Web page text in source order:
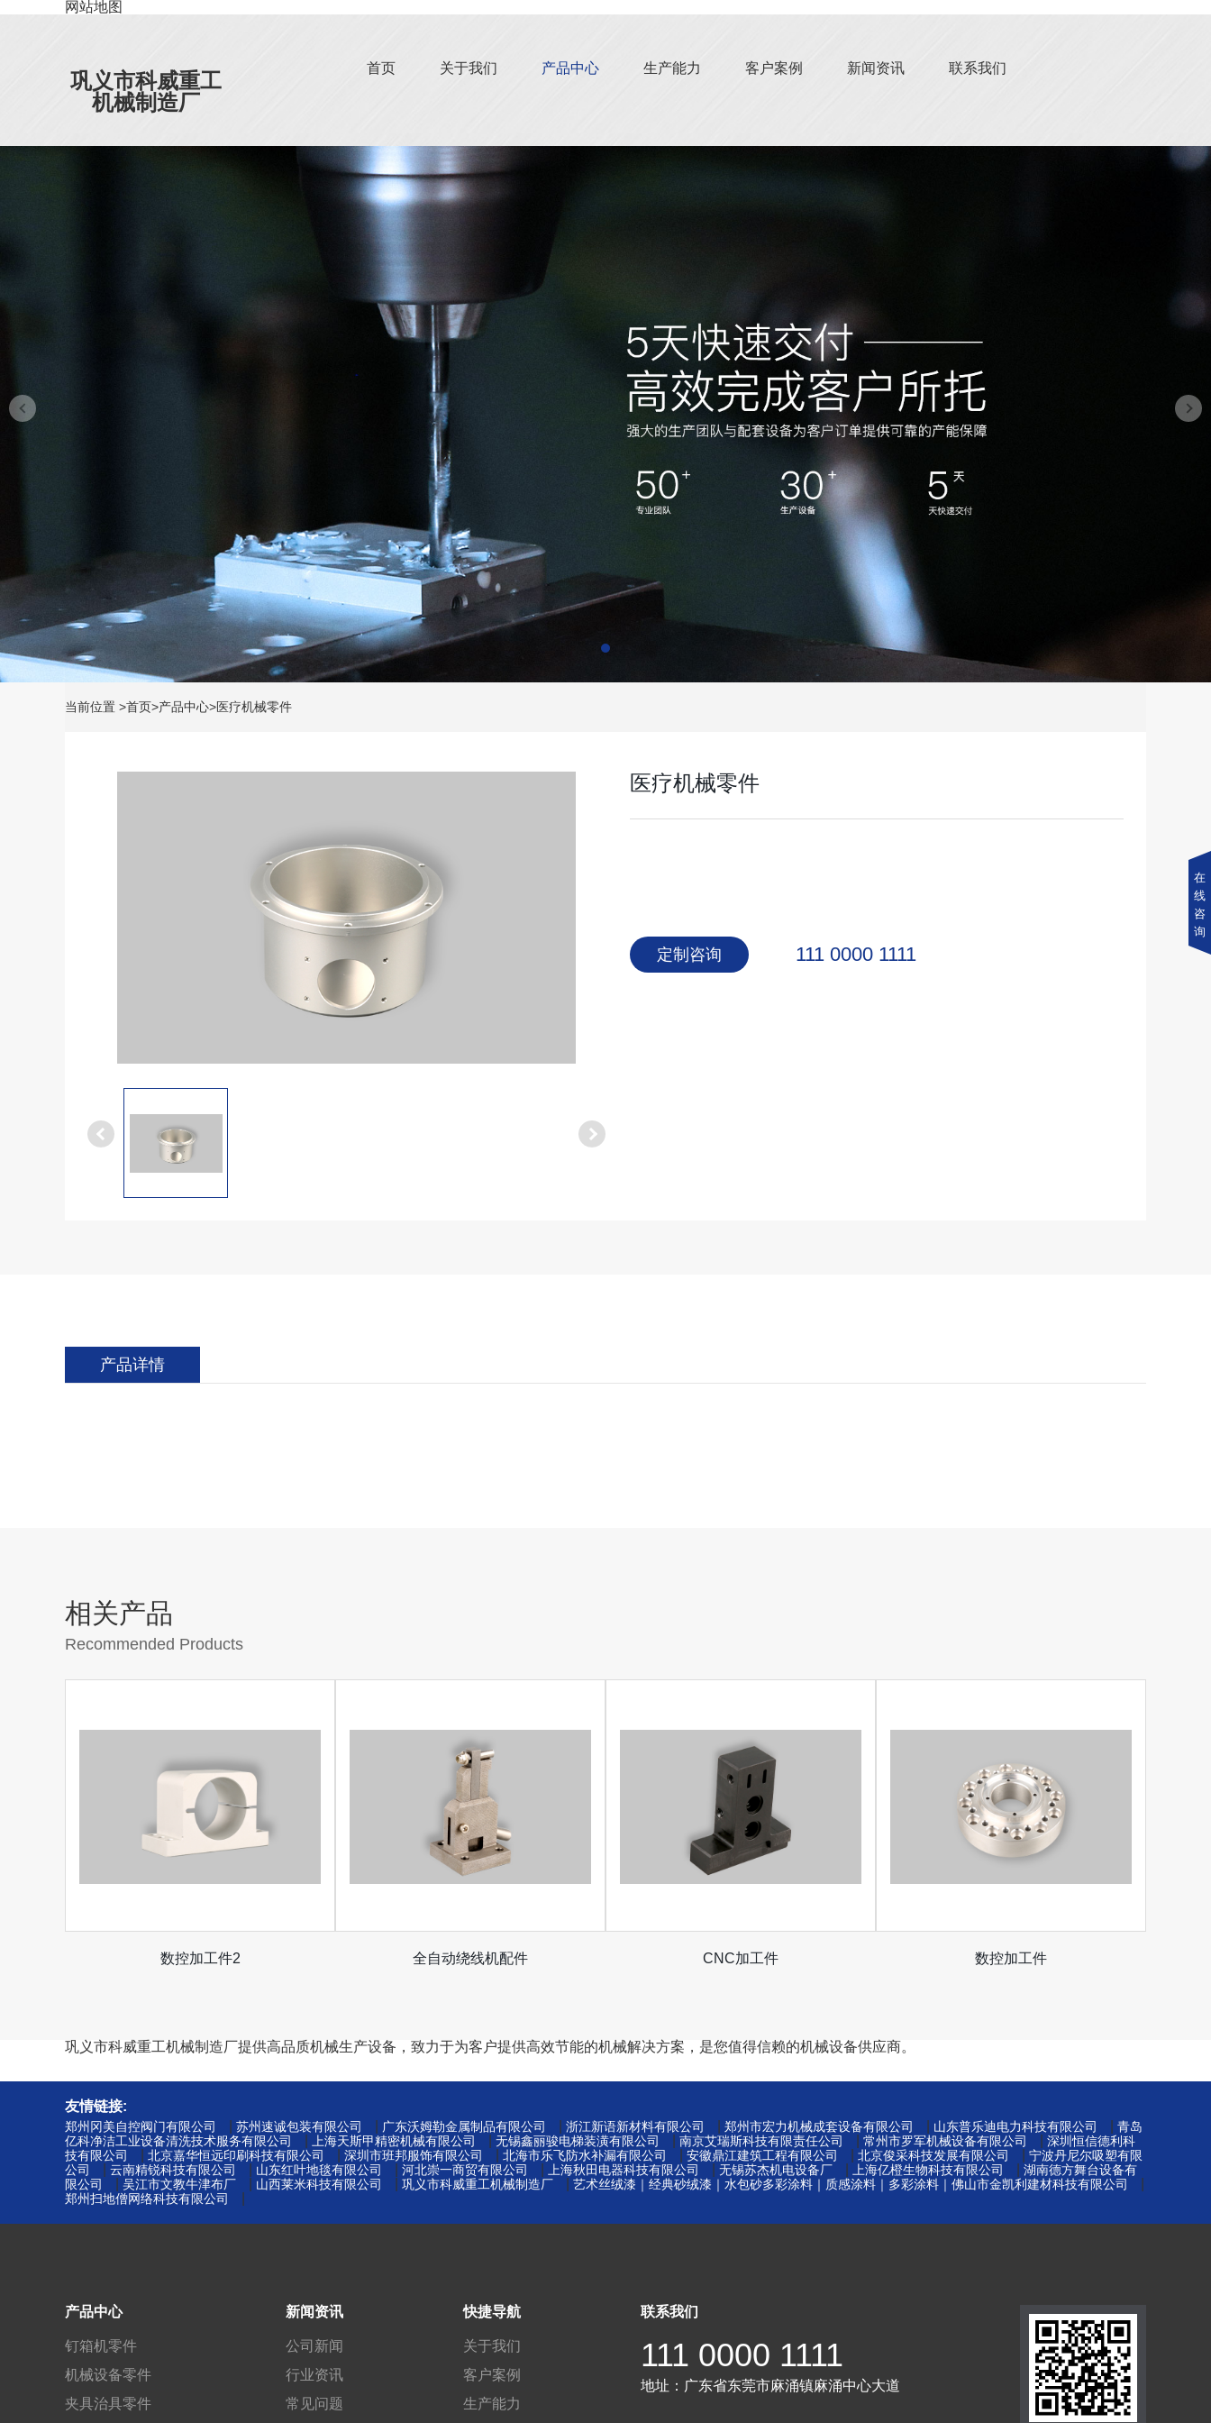
网站地图
巩义市科威重工
机械制造厂
首页 关于我们 产品中心 生产能力 客户案例 新闻资讯 联系我们
当前位置 >首页>产品中心>医疗机械零件
医疗机械零件
定制咨询 111 0000 1111
产品详情
相关产品
Recommended Products
数控加工件2 全自动绕线机配件 CNC加工件 数控加工件
巩义市科威重工机械制造厂提供高品质机械生产设备，致力于为客户提供高效节能的机械解决方案，是您值得信赖的机械设备供应商。
友情链接:
郑州冈美自控阀门有限公司 苏州速诚包装有限公司 广东沃姆勒金属制品有限公司 浙江新语新材料有限公司 郑州市宏力机械成套设备有限公司 山东普乐迪电力科技有限公司
青岛
亿科净洁工业设备清洗技术服务有限公司
上海天斯甲精密机械有限公司 无锡鑫丽骏电梯装潢有限公司 南京艾瑞斯科技有限责任公司 常州市罗军机械设备有限公司
深圳恒信德利科
技有限公司
北京嘉华恒远印刷科技有限公司 深圳市班邦服饰有限公司 北海市乐飞防水补漏有限公司 安徽鼎江建筑工程有限公司 北京俊采科技发展有限公司
宁波丹尼尔吸塑有限
公司
云南精锐科技有限公司 山东红叶地毯有限公司 河北崇一商贸有限公司 上海秋田电器科技有限公司 无锡苏杰机电设备厂 上海亿橙生物科技有限公司
湖南德方舞台设备有
限公司
吴江市文教牛津布厂 山西莱米科技有限公司 巩义市科威重工机械制造厂 艺术丝绒漆｜经典砂绒漆｜水包砂多彩涂料｜质感涂料｜多彩涂料｜佛山市金凯利建材科技有限公司
郑州扫地僧网络科技有限公司
产品中心
钉箱机零件
机械设备零件
夹具治具零件
新闻资讯
公司新闻
行业资讯
常见问题
快捷导航
关于我们
客户案例
生产能力
联系我们
111 0000 1111
地址： 广东省东莞市麻涌镇麻涌中心大道
在
线
咨
询